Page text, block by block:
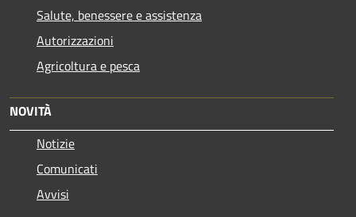
Salute, benessere e assistenza
Autorizzazioni
Agricoltura e pesca
NOVITÀ
Notizie
Comunicati
Avvisi